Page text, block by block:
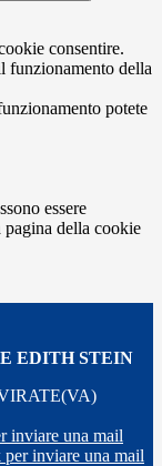
consentire.
funzionamento della
potete
essere
della cookie
EDITH STEIN
inviare una mail
inviare una mail